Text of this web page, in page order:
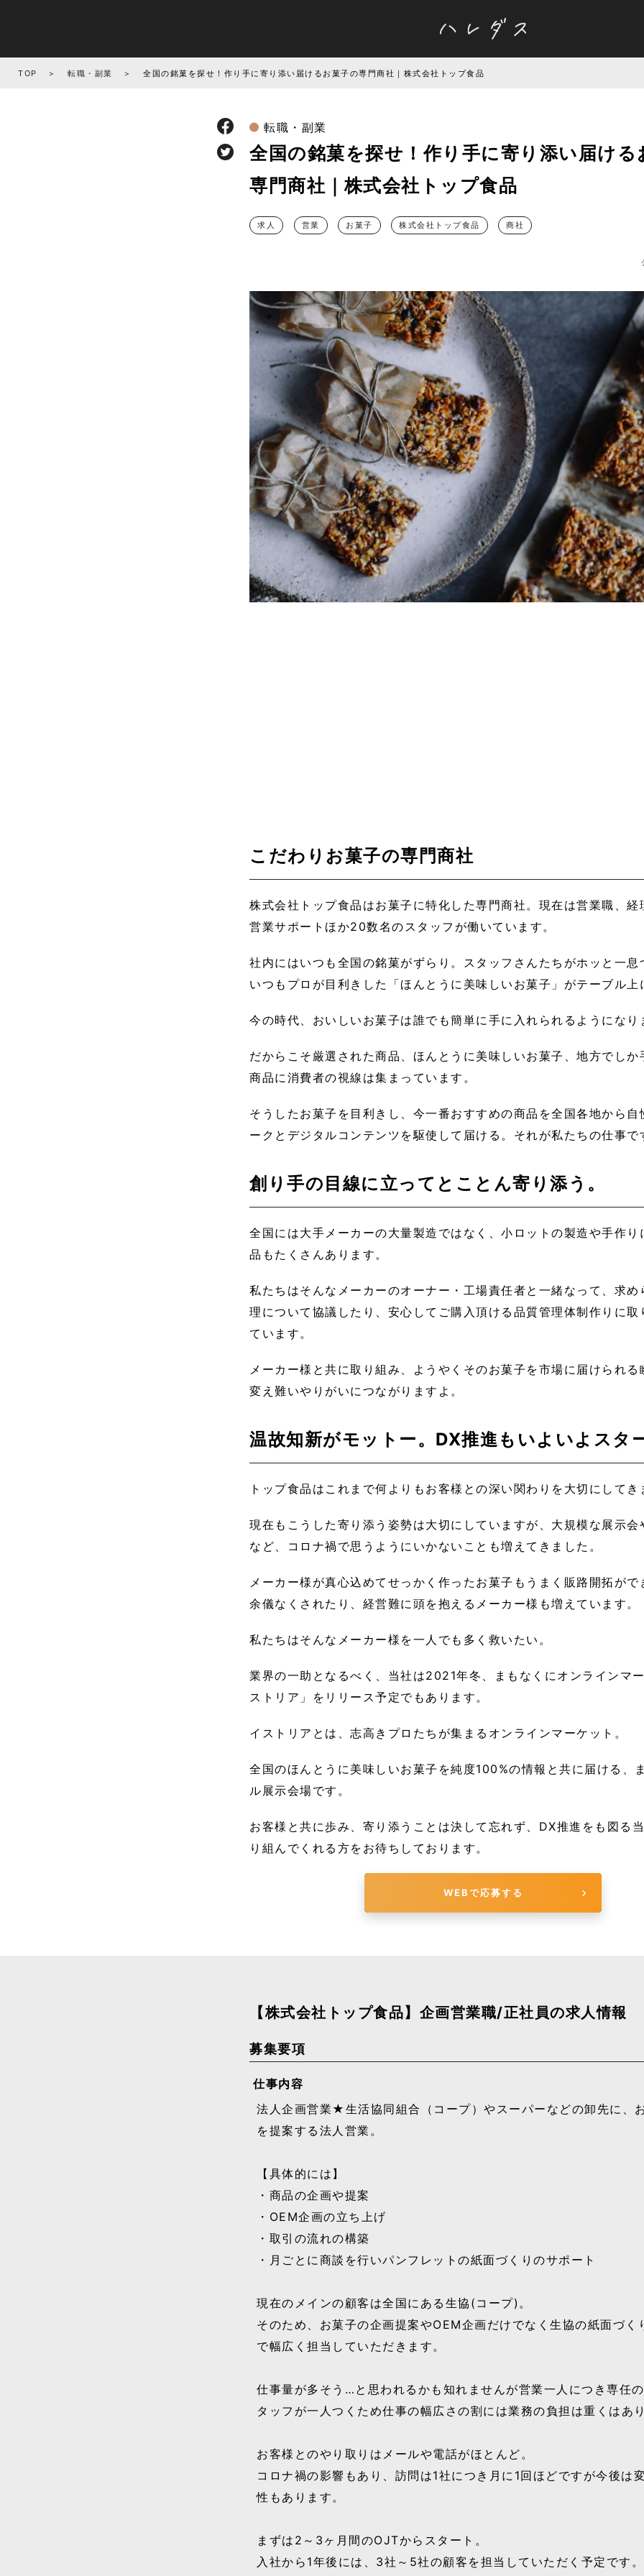
TOP 転職・副業 全国の銘菓を探せ！作り手に寄り添い届けるお菓子の専門商社｜株式会社トップ食品
転職・副業
全国の銘菓を探せ！作り手に寄り添い届ける
専門商社｜株式会社トップ食品
求人 営業 お菓子 株式会社トップ食品 商社
こだわりお菓子の専門商社
株式会社トップ食品はお菓子に特化した専門商社。現在は営業職、経
営業サポートほか20数名のスタッフが働いています。
社内にはいつも全国の銘菓がずらり。スタッフさんたちがホッと一息
いつもプロが目利きした「ほんとうに美味しいお菓子」がテーブル上
今の時代、おいしいお菓子は誰でも簡単に手に入れられるようになり
だからこそ厳選された商品、ほんとうに美味しいお菓子、地方でしか
商品に消費者の視線は集まっています。
そうしたお菓子を目利きし、今一番おすすめの商品を全国各地から自
ークとデジタルコンテンツを駆使して届ける。それが私たちの仕事で
創り手の目線に立ってとことん寄り添う。
全国には大手メーカーの大量製造ではなく、小ロットの製造や手作り
品もたくさんあります。
私たちはそんなメーカーのオーナー・工場責任者と一緒なって、求め
理について協議したり、安心してご購入頂ける品質管理体制作りに取
ています。
メーカー様と共に取り組み、ようやくそのお菓子を市場に届けられる
変え難いやりがいにつながりますよ。
温故知新がモットー。DX推進もいよいよスタ
トップ食品はこれまで何よりもお客様との深い関わりを大切にしてき
現在もこうした寄り添う姿勢は大切にしていますが、大規模な展示会
など、コロナ禍で思うようにいかないことも増えてきました。
メーカー様が真心込めてせっかく作ったお菓子もうまく販路開拓がで
余儀なくされたり、経営難に頭を抱えるメーカー様も増えています。
私たちはそんなメーカー様を一人でも多く救いたい。
業界の一助となるべく、当社は2021年冬、まもなくにオンラインマ
ストリア」をリリース予定でもあります。
イストリアとは、志高きプロたちが集まるオンラインマーケット。
全国のほんとうに美味しいお菓子を純度100%の情報と共に届ける、
ル展示会場です。
お客様と共に歩み、寄り添うことは決して忘れず、DX推進をも図る
り組んでくれる方をお待ちしております。
WEBで応募する
【株式会社トップ食品】企画営業職/正社員の求人情報
募集要項
仕事内容
法人企画営業★生活協同組合（コープ）やスーパーなどの卸先に、
を提案する法人営業。
【具体的には】
・商品の企画や提案
・OEM企画の立ち上げ
・取引の流れの構築
・月ごとに商談を行いパンフレットの紙面づくりのサポート
現在のメインの顧客は全国にある生協(コープ)。
そのため、お菓子の企画提案やOEM企画だけでなく生協の紙面づく
で幅広く担当していただきます。
仕事量が多そう…と思われるかも知れませんが営業一人につき専任
タッフが一人つくため仕事の幅広さの割には業務の負担は重くはあり
お客様とのやり取りはメールや電話がほとんど。
コロナ禍の影響もあり、訪問は1社につき月に1回ほどですが今後は
性もあります。
まずは2～3ヶ月間のOJTからスタート。
入社から1年後には、3社～5社の顧客を担当していただく予定です。